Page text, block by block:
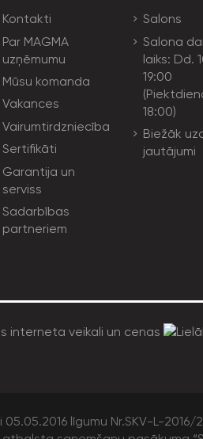
Kontakti
Par MAGMA
uzņēmumu
Mūsu komanda
Vakances
Vairumtirdzniecība
Sertifikāti
Garantija un
serviss
Sadarbības
partneriem
Salons
Salona
laiks: Dd.
19:00
18:00)
Biežāk
jautājumi
05.05.2016 līgumu Nr.SKV-L-